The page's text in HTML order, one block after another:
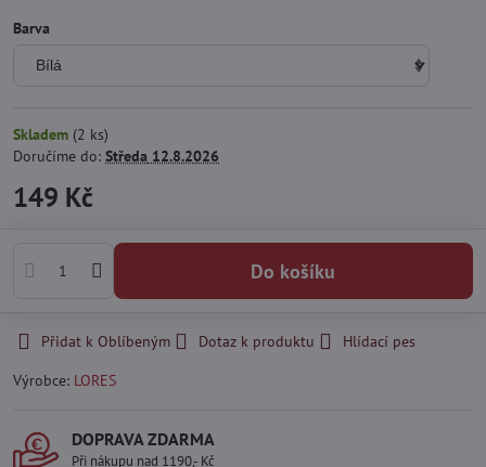
Barva
Skladem (2 ks)
Doručíme do: Středa 12.8.2026
149 Kč
Do košíku
Přidat k Oblíbeným Dotaz k produktu
Hlídací pes
Výrobce: LORES
DOPRAVA ZDARMA
Při nákupu nad 1190,- Kč